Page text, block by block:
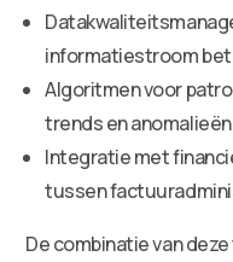
informatiestroom
Algoritmen voor
trends en
Integratie met
tussen
De combinatie van